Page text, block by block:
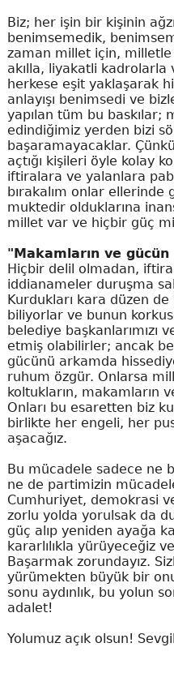
Biz; her işin bir kişinin
benimsemedik,
zaman millet için,
akılla, liyakatli kadrolarla
herkese eşit yaklaşarak
anlayışı benimsedi ve
yapılan tüm bu
edindiğimiz yerden bizi
başaramayacaklar.
açtığı kişileri öyle kolay
iftiralara ve yalanlara
bırakalım onlar ellerinde
muktedir olduklarına
millet var ve hiçbir güç
"Makamların ve
Hiçbir delil olmadan,
iddianameler duruşma
Kurdukları kara düzen
biliyorlar ve bunun
belediye başkanlarımızı
etmiş olabilirler; ancak
gücünü arkamda
ruhum özgür. Onlarsa
koltukların, makamların
Onları bu esaretten biz
birlikte her engeli, her
aşacağız.
Bu mücadele sadece ne
ne de partimizin
Cumhuriyet, demokrasi
zorlu yolda yorulsak da
güç alıp yeniden ayağa
kararlılıkla yürüyeceğiz
Başarmak zorundayız.
yürümekten büyük bir
sonu aydınlık, bu yolun
adalet!
Yolumuz açık olsun!